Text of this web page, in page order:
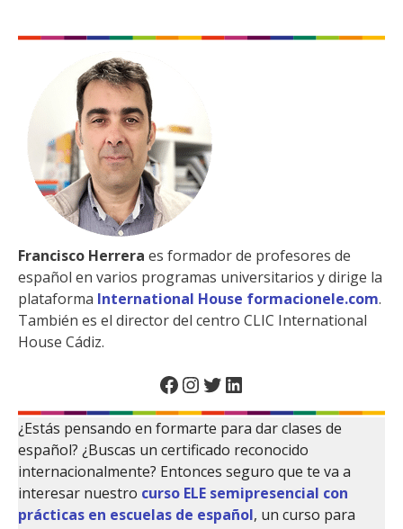
Francisco Herrera es formador de profesores de
español en varios programas universitarios y dirige la
plataforma International House formacionele.com.
También es el director del centro CLIC International
House Cádiz.
Facebook InstagramTwitter LinkedIn
¿Estás pensando en formarte para dar clases de
español? ¿Buscas un certificado reconocido
internacionalmente? Entonces seguro que te va a
interesar nuestro curso ELE semipresencial con
prácticas en escuelas de español, un curso para